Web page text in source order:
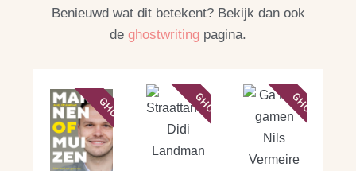
Benieuwd wat dit betekent? Bekijk dan ook
de ghostwriting pagina.
GHOSTWRITING GHOSTWRITING GHOSTWRITING